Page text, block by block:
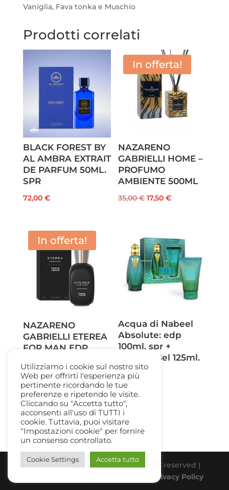
Vaniglia, Fava tonka e Muschio
Prodotti correlati
BLACK FOREST BY
AL AMBRA EXTRAIT
DE PARFUM 50ML.
SPR
72,00 €
In offerta!
NAZARENO
GABRIELLI HOME –
PROFUMO
AMBIENTE 500ML
35,00€ Il
era:
35,00 €.
17,50€Il
è:
17,50 €.
In offerta!
NAZARENO
GABRIELLI ETEREA
FOR MAN EDP
26,00€Il
prezzo
originale
era:
26,00 €.
16,90€Il
prezzo
attuale
è:
16,90 €.
Acqua di Nabeel
Absolute: edp
100ml. spr +
Shower Gel 125ml.
45,00
Beauty Gallery Parfum Srl | All rights reserved |
Privacy Policy
Utilizziamo i cookie sul nostro sito
Web per offrirti l'esperienza più
pertinente ricordando le tue
preferenze e ripetendo le visite.
Cliccando su "Accetta tutto",
acconsenti all'uso di TUTTI i
cookie. Tuttavia, puoi visitare
"Impostazioni cookie" per fornire
un consenso controllato.
Cookie Settings Accetta tutto